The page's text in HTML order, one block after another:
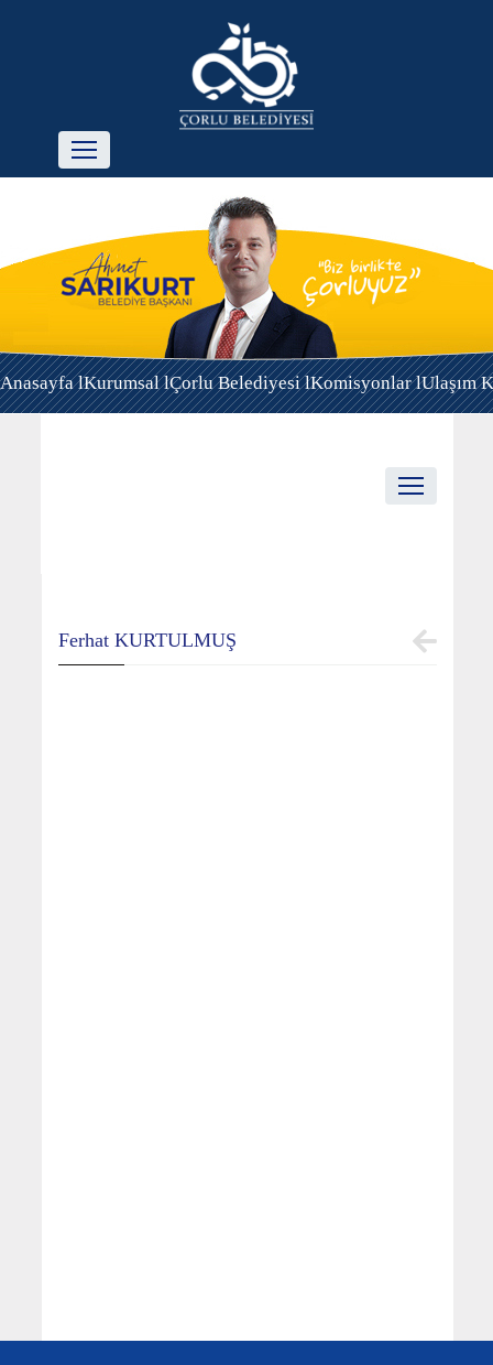
Anasayfa lKurumsal lÇorlu Belediyesi lKomisyonlar lUlaşım
Ferhat KURTULMUŞ